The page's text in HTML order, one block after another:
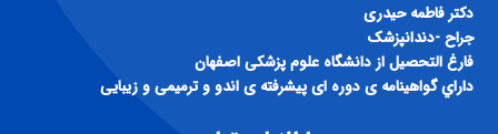
دكتر فاطمه حيدری
جراح -دندانپزشک
فارغ التحصيل از دانشگاه علوم پزشكی اصفهان
داراي گواهينامه ی دوره ای پيشرفته ی اندو و ترميمی و زيبايی